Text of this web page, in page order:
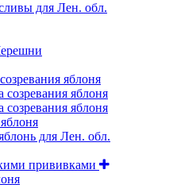
для Лен. обл.
яблоня
созревания яблоня
созревания яблоня
для Лен. обл.
прививками